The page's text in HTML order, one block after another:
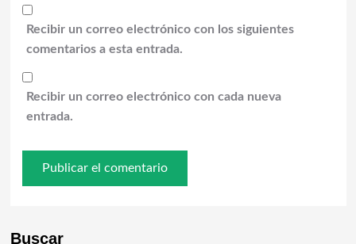
Recibir un correo electrónico con los siguientes
comentarios a esta entrada.
Recibir un correo electrónico con cada nueva
entrada.
Buscar